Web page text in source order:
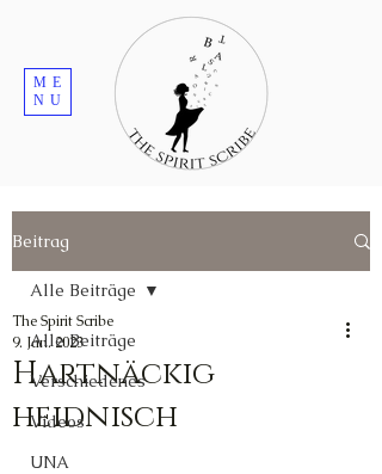
ME
NU
Beitrag
Alle Beiträge
Verschiedenes
Videos
UNA
Alle Beiträge
Hartnäckig
heidnisch
The Spirit Scribe
9. Jan. 2023